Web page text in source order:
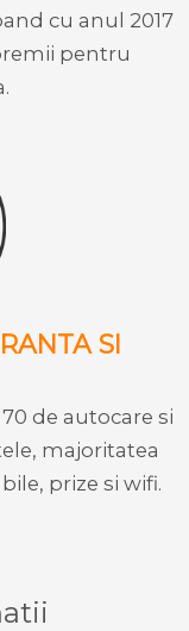
cu anul 2017
pentru
SI
de autocare si
majoritatea
prize si wifi.